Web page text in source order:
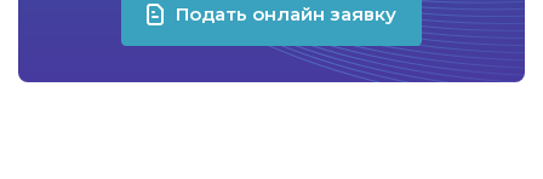
Подать онлайн заявку